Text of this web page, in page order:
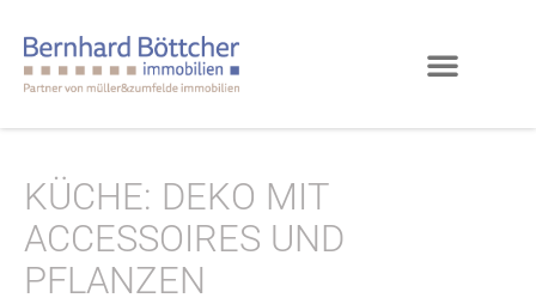
KÜCHE: DEKO MIT
ACCESSOIRES UND
PFLANZEN